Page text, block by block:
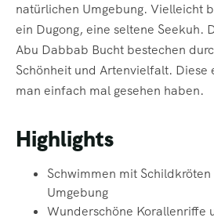
natürlichen Umgebung. Vielleicht
ein Dugong, eine seltene Seekuh.
Abu Dabbab Bucht bestechen
Schönheit und Artenvielfalt. Diese
man einfach mal gesehen haben.
Highlights
Schwimmen mit
Umgebung
Wunderschöne Korallenriffe